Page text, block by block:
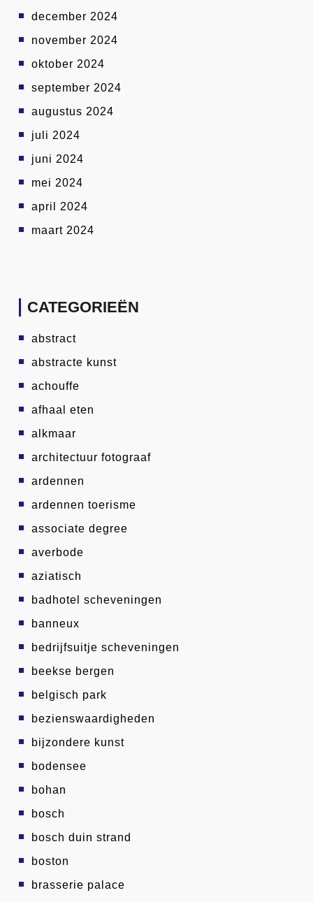
december 2024
november 2024
oktober 2024
september 2024
augustus 2024
juli 2024
juni 2024
mei 2024
april 2024
maart 2024
CATEGORIEËN
abstract
abstracte kunst
achouffe
afhaal eten
alkmaar
architectuur fotograaf
ardennen
ardennen toerisme
associate degree
averbode
aziatisch
badhotel scheveningen
banneux
bedrijfsuitje scheveningen
beekse bergen
belgisch park
bezienswaardigheden
bijzondere kunst
bodensee
bohan
bosch
bosch duin strand
boston
brasserie palace